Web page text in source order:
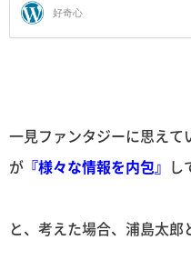
一見ファンタジーに思えて
が 『様々な情報を内包』 し
と、考えた場合、浦島太郎